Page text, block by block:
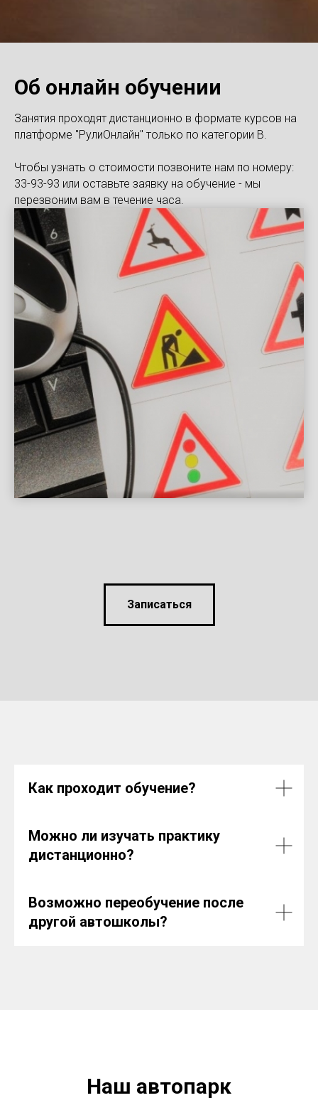
Об онлайн обучении
Занятия проходят дистанционно в формате курсов на
платформе "РулиОнлайн" только по категории B.
Чтобы узнать о стоимости позвоните нам по номеру:
33-93-93 или оставьте заявку на обучение - мы
перезвоним вам в течение часа.
Записаться
Как проходит обучение?
Можно ли изучать практику
дистанционно?
Возможно переобучение после
другой автошколы?
Наш автопарк